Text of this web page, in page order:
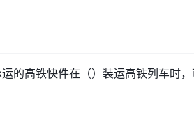
的高铁快件在（）装运高铁列车时